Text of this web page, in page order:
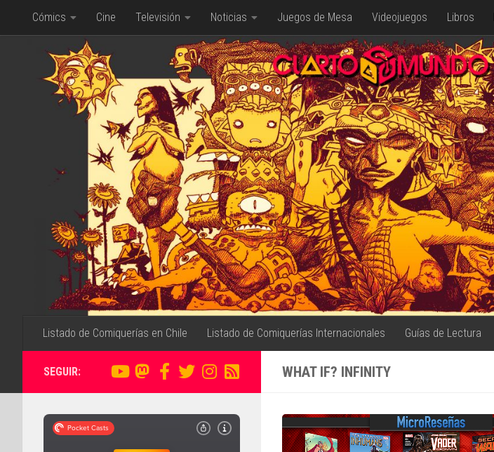
Saltar al contenido
Cómics Cine Televisión Noticias Juegos de Mesa Videojuegos Libros
Listado de Comiquerías en Chile Listado de Comiquerías Internacionales Guías de Lectura
WHAT IF? INFINITY
SEGUIR: